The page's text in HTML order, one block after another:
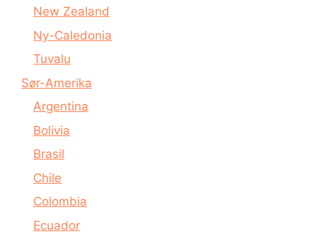
New Zealand
Ny-Caledonia
Tuvalu
Sør-Amerika
Argentina
Bolivia
Brasil
Chile
Colombia
Ecuador